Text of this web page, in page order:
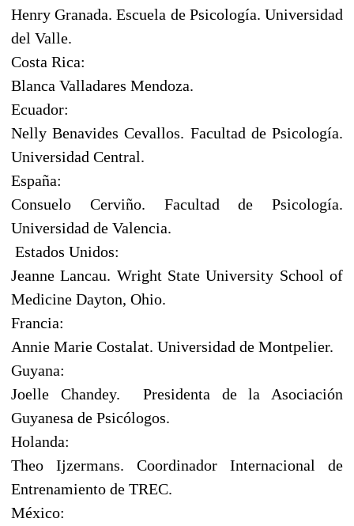
Henry Granada. Escuela de Psicología. Universidad
del Valle.
Costa Rica:
Blanca Valladares Mendoza.
Ecuador:
Nelly Benavides Cevallos. Facultad de Psicología.
Universidad Central.
España:
Consuelo Cerviño. Facultad de Psicología.
Universidad de Valencia.
Estados Unidos:
Jeanne Lancau. Wright State University School of
Medicine Dayton, Ohio.
Francia:
Annie Marie Costalat. Universidad de Montpelier.
Guyana:
Joelle Chandey. Presidenta de la Asociación
Guyanesa de Psicólogos.
Holanda:
Theo Ijzermans. Coordinador Internacional de
Entrenamiento de TREC.
México: